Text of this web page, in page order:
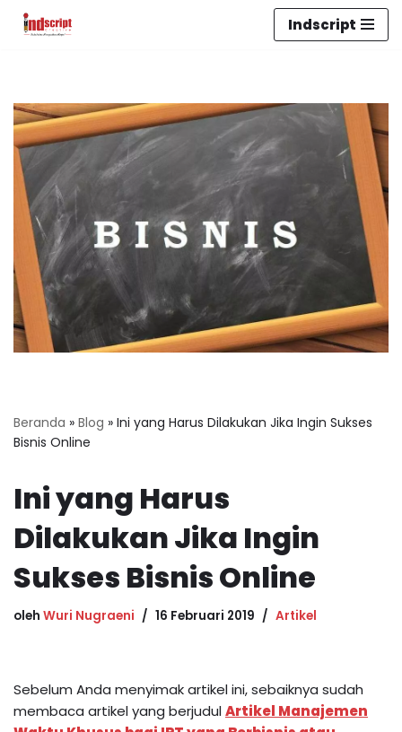
Indscript
Beranda » Blog » Ini yang Harus Dilakukan Jika Ingin Sukses
Bisnis Online
Ini yang Harus
Dilakukan Jika Ingin
Sukses Bisnis Online
oleh Wuri Nugraeni 16 Februari 2019 Artikel
Sebelum Anda menyimak artikel ini, sebaiknya sudah
membaca artikel yang berjudulArtikel Manajemen